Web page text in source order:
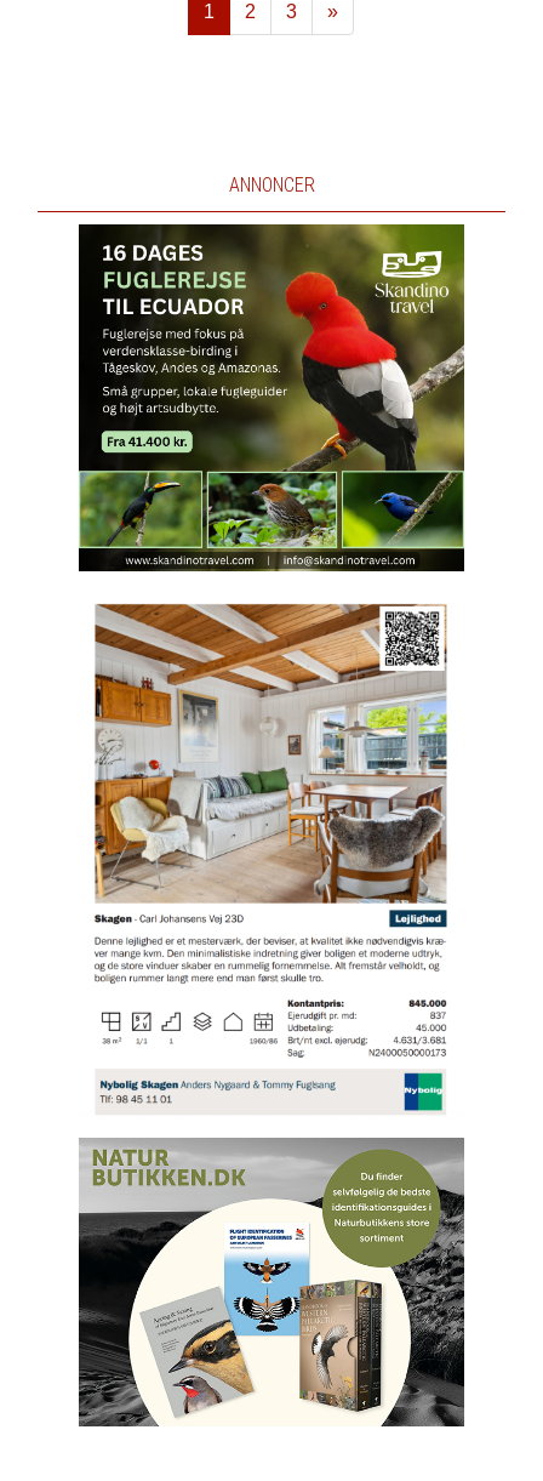
1 2 3
»
Næste
ANNONCER